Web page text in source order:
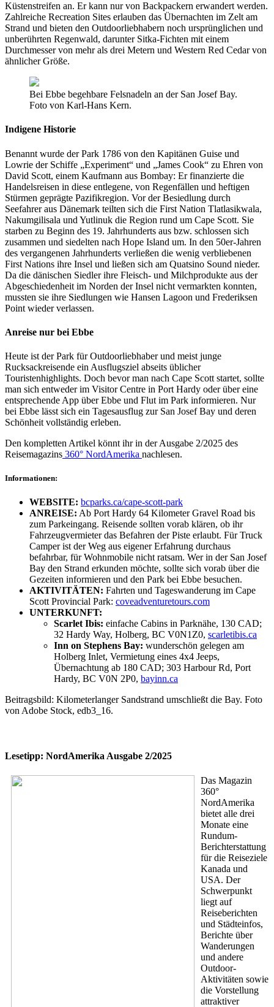
Küstenstreifen an. Er kann nur von Backpackern erwandert werden.
Zahlreiche Recreation Sites erlauben das Übernachten im Zelt am
Strand und bieten den Outdoorliebhabern noch ursprünglichen und
unberührten Regenwald, darunter Sitka-Fichten mit einem
Durchmesser von mehr als drei Metern und Western Red Cedar von
ähnlicher Größe.
Bei Ebbe begehbare Felsnadeln an der San Josef Bay.
Foto von Karl-Hans Kern.
Indigene Historie
Benannt wurde der Park 1786 von den Kapitänen Guise und
Lowrie der Schiffe „Experiment“ und „James Cook“ zu Ehren von
David Scott, einem Kaufmann aus Bombay: Er finanzierte die
Handelsreisen in diese entlegene, von Regenfällen und heftigen
Stürmen geprägte Pazifikregion. Vor der Besiedlung durch
Seefahrer aus Dänemark teilten sich die First Nation Tlatlasikwala,
Nakumgilisala und Yutlinuk die Region rund um Cape Scott. Sie
starben zu Beginn des 19. Jahrhunderts aus bzw. schlossen sich
zusammen und siedelten nach Hope Island um. In den 50er-Jahren
des vergangenen Jahrhunderts verließen die wenig verbliebenen
First Nations ihre Insel und ließen sich am Quatsino Sound nieder.
Da die dänischen Siedler ihre Fleisch- und Milchprodukte aus der
Abgeschiedenheit im Norden der Insel nicht vermarkten konnten,
mussten sie ihre Siedlungen wie Hansen Lagoon und Frederiksen
Point wieder verlassen.
Anreise nur bei Ebbe
Heute ist der Park für Outdoorliebhaber und meist junge
Rucksackreisende ein Ausflugsziel abseits üblicher
Touristenhighlights. Doch bevor man nach Cape Scott startet, sollte
man sich entweder im Visitor Centre in Port Hardy oder über eine
entsprechende App über Ebbe und Flut im Park informieren. Nur
bei Ebbe lässt sich ein Tagesausflug zur San Josef Bay und deren
Schönheit vollständig erleben.
Den kompletten Artikel könnt ihr in der Ausgabe 2/2025 des
Reisemagazins 360° NordAmerika nachlesen.
Informationen:
WEBSITE: bcparks.ca/cape-scott-park
ANREISE: Ab Port Hardy 64 Kilometer Gravel Road bis
zum Parkeingang. Reisende sollten vorab klären, ob ihr
Fahrzeugvermieter das Befahren der Piste erlaubt. Für Truck
Camper ist der Weg aus eigener Erfahrung durchaus
befahrbar, für Wohnmobile nicht ratsam. Wer in der San Josef
Bay den Strand erkunden möchte, sollte sich vorab über die
Gezeiten informieren und den Park bei Ebbe besuchen.
AKTIVITÄTEN: Fahrten und Tageswanderung im Cape
Scott Provincial Park: coveadventuretours.com
UNTERKUNFT:
Scarlet Ibis: einfache Cabins in Parknähe, 130 CAD;
32 Hardy Way, Holberg, BC V0N1Z0, scarletibis.ca
Inn on Stephens Bay: wunderschön gelegen am
Holberg Inlet, Vermietung eines 4x4 Jeeps,
Übernachtung ab 180 CAD; 303 Harbour Rd, Port
Hardy, BC V0N 2P0, bayinn.ca
Beitragsbild: Kilometerlanger Sandstrand umschließt die Bay. Foto
von Adobe Stock, edb3_16.
Lesetipp: NordAmerika Ausgabe 2/2025
Das Magazin
360°
NordAmerika
bietet alle drei
Monate eine
Rundum-
Berichterstattung
für die Reiseziele
Kanada und
USA. Der
Schwerpunkt
liegt auf
Reiseberichten
und Städteinfos,
Berichte über
Wanderungen
und andere
Outdoor-
Aktivitäten sowie
die Vorstellung
attraktiver